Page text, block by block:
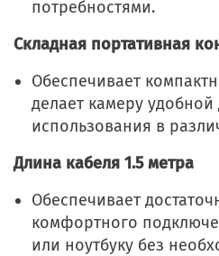
потребностями.
Складная портативная
Обеспечивает
делает камеру
использования в
Длина кабеля 1.5 метра
Обеспечивает
комфортного
или ноутбуку без